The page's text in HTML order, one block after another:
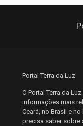
Portal Terra da Luz
O Portal Terra da
informações mais
Ceará, no Brasil e
precisa saber sobre